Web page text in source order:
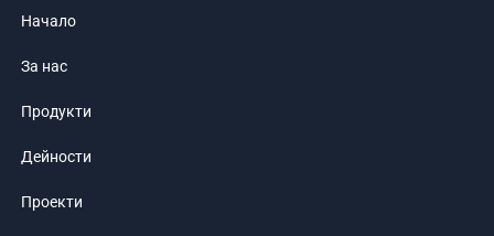
Начало
За нас
Продукти
Дейности
Проекти